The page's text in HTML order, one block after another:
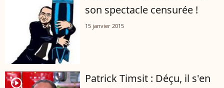
son spectacle censurée !
15 janvier 2015
player2
Patrick Timsit : Déçu, il s'en